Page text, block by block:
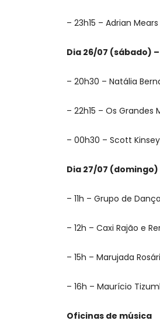
– ⁠23h15 – Adrian
Dia 26/07 (sábado)
– 20h30 – Natália
– 22h15 – Os
– ⁠00h30 – Scott
Dia 27/07 (domingo)
– 11h – Grupo de
– ⁠12h – ⁠Caxi Rajão e
– 15h – Marujada
– 16h – Maurício
Oficinas de música